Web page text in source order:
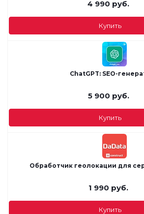
4 990 руб.
Купить
ChatGPT: SEO-
5 900 руб.
Купить
Обработчик геолокации для
1 990 руб.
Купить